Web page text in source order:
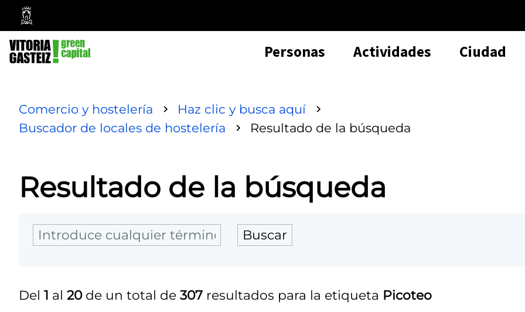
Ayuntamiento
Vitoria-
Gasteiz
Personas Actividades Ciudad
Comercio y hostelería
Haz clic y busca aquí
Buscador de locales de hostelería
Resultado de la búsqueda
Resultado de la búsqueda
Del 1 al 20de un total de 307 resultados para la etiqueta Picoteo